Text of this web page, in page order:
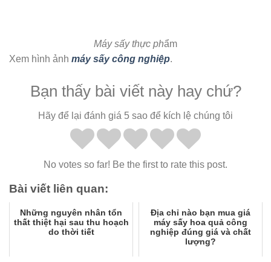
Máy sấy thực phẩm
Xem hình ảnh máy sấy công nghiệp.
Bạn thấy bài viết này hay chứ?
Hãy để lại đánh giá 5 sao để kích lệ chúng tôi
No votes so far! Be the first to rate this post.
Bài viết liên quan:
Những nguyên nhân tổn
thất thiệt hại sau thu hoạch
do thời tiết
Địa chỉ nào bạn mua giá
máy sấy hoa quả công
nghiệp đúng giá và chất
lượng?